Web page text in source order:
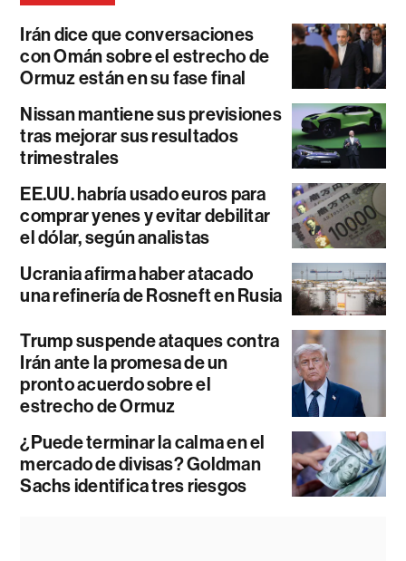
Irán dice que conversaciones
con Omán sobre el estrecho de
Ormuz están en su fase final
Nissan mantiene sus previsiones
tras mejorar sus resultados
trimestrales
EE.UU. habría usado euros para
comprar yenes y evitar debilitar
el dólar, según analistas
Ucrania afirma haber atacado
una refinería de Rosneft en Rusia
Trump suspende ataques contra
Irán ante la promesa de un
pronto acuerdo sobre el
estrecho de Ormuz
¿Puede terminar la calma en el
mercado de divisas? Goldman
Sachs identifica tres riesgos